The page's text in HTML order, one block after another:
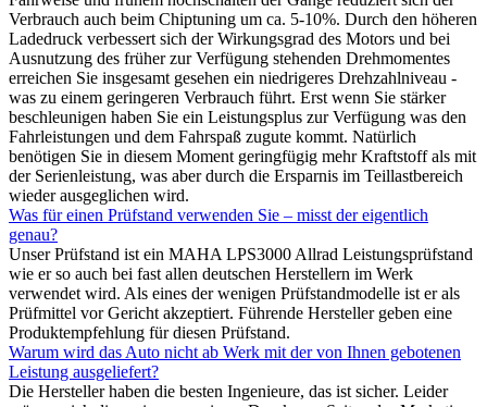
Verbrauch auch beim Chiptuning um ca. 5-10%. Durch den höheren
Ladedruck verbessert sich der Wirkungsgrad des Motors und bei
Ausnutzung des früher zur Verfügung stehenden Drehmomentes
erreichen Sie insgesamt gesehen ein niedrigeres Drehzahlniveau -
was zu einem geringeren Verbrauch führt. Erst wenn Sie stärker
beschleunigen haben Sie ein Leistungsplus zur Verfügung was den
Fahrleistungen und dem Fahrspaß zugute kommt. Natürlich
benötigen Sie in diesem Moment geringfügig mehr Kraftstoff als mit
der Serienleistung, was aber durch die Ersparnis im Teillastbereich
wieder ausgeglichen wird.
Was für einen Prüfstand verwenden Sie – misst der eigentlich
genau?
Unser Prüfstand ist ein MAHA LPS3000 Allrad Leistungsprüfstand
wie er so auch bei fast allen deutschen Herstellern im Werk
verwendet wird. Als eines der wenigen Prüfstandmodelle ist er als
Prüfmittel vor Gericht akzeptiert. Führende Hersteller geben eine
Produktempfehlung für diesen Prüfstand.
Warum wird das Auto nicht ab Werk mit der von Ihnen gebotenen
Leistung ausgeliefert?
Die Hersteller haben die besten Ingenieure, das ist sicher. Leider